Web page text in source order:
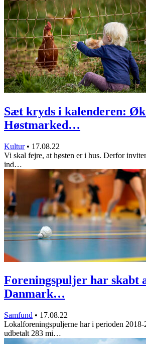
Sæt kryds i kalenderen:
Høstmarked…
Kultur • 17.08.22
Vi skal fejre, at høsten er i hus. Derfor
ind…
Foreningspuljer har skabt
Danmark…
Samfund • 17.08.22
Lokalforeningspuljerne har i perioden
udbetalt 283 mi…